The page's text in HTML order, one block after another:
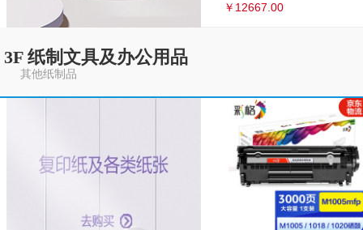
￥12667.00
3F 纸制文具及办公用品
其他纸制品